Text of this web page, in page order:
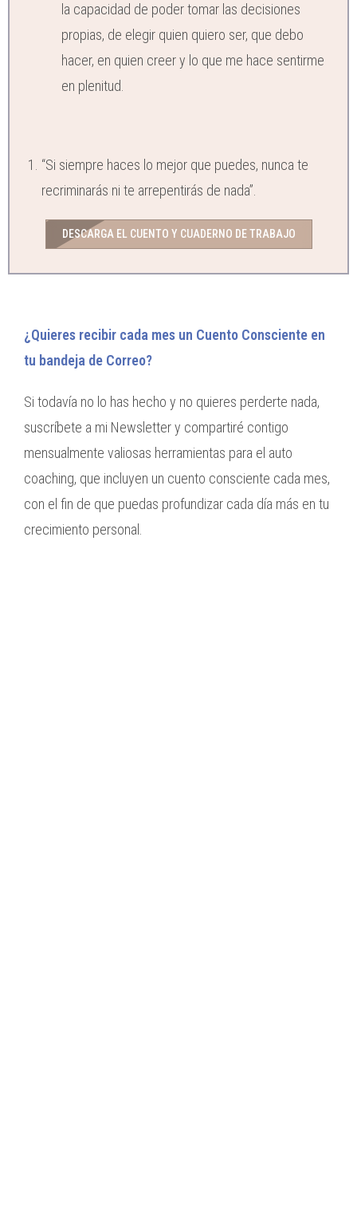
la capacidad de poder tomar las decisiones
propias, de elegir quien quiero ser, que debo
hacer, en quien creer y lo que me hace sentirme
en plenitud.
“Si siempre haces lo mejor que puedes, nunca te
recriminarás ni te arrepentirás de nada”.
DESCARGA EL CUENTO Y CUADERNO DE TRABAJO
¿Quieres recibir cada mes un Cuento Consciente en
tu bandeja de Correo?
Si todavía no lo has hecho y no quieres perderte nada,
suscríbete a mi Newsletter y compartiré contigo
mensualmente valiosas herramientas para el auto
coaching, que incluyen un cuento consciente cada mes,
con el fin de que puedas profundizar cada día más en tu
crecimiento personal.